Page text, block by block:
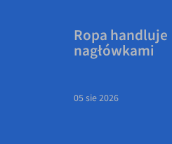
Ropa handluje
nagłówkami
05 sie 2026